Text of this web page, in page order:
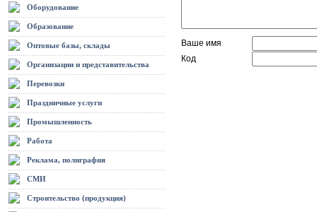
Оборудование
Образование
Оптовые базы, склады
Организации и представительства
Перевозки
Праздничные услуги
Промышленность
Работа
Реклама, полиграфия
СМИ
Строительство (продукция)
Ваше имя
Код